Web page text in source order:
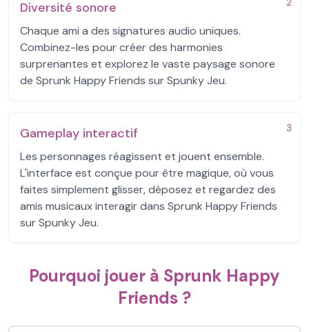
Diversité sonore
Chaque ami a des signatures audio uniques.
Combinez-les pour créer des harmonies
surprenantes et explorez le vaste paysage sonore
de Sprunk Happy Friends sur Spunky Jeu.
3
Gameplay interactif
Les personnages réagissent et jouent ensemble.
L'interface est conçue pour être magique, où vous
faites simplement glisser, déposez et regardez des
amis musicaux interagir dans Sprunk Happy Friends
sur Spunky Jeu.
Pourquoi jouer à Sprunk Happy
Friends ?